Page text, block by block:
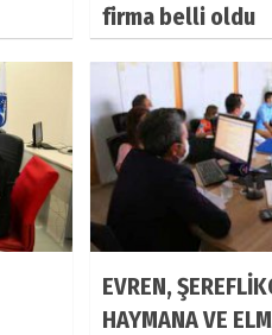
firma belli oldu
EVREN,
HAYMANA VE